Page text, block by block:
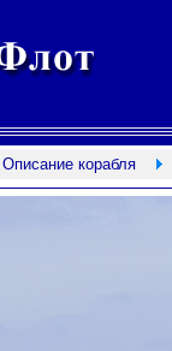
Описание корабля